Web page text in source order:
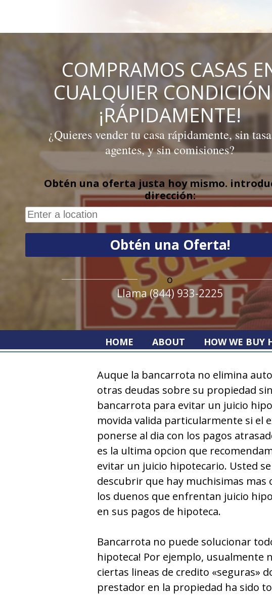
content
COMPRAMOS CASAS
CUALQUIER
¡RÁPIDAMENTE!
¿Quieres vender tu casa rápidamente, sin
agentes, y sin comisiones?
Obtén una oferta justa hoy mismo.
dirección:
o
Llama (844) 933-2225
HOME ABOUT HOW WE BUY
Auque la bancarrota no elimina
otras deudas sobre su propiedad
bancarrota para evitar un juicio
movida valida particularmente si el
ponerse al dia con los pagos
es la ultima opcion que
evitar un juicio hipotecario. Usted
descubrir que hay muchisimas mas
los duenos que enfrentan juicio
en sus pagos de hipoteca.
Bancarrota no puede solucionar
hipoteca! Por ejemplo, usualmente
ciertas lineas de credito «seguras»
prestador en la propiedad ha sido